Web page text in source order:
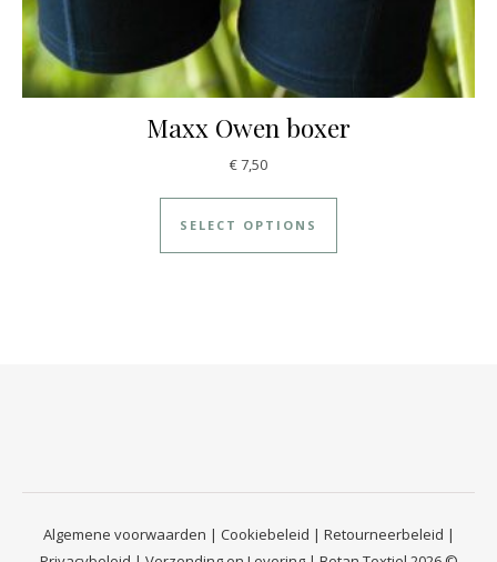
Maxx Owen boxer
€7,50
SELECT OPTIONS
Algemene voorwaarden | Cookiebeleid | Retourneerbeleid |